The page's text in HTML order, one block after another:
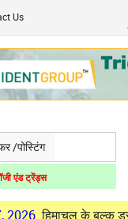
Us
/पोस्टिंग
एंड ट्रेंड्स
के बल्क ड्रग पार्क की